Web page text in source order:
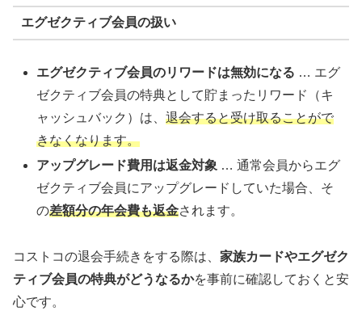
エグゼクティブ会員の扱い
エグゼクティブ会員のリワードは無効になる … エグ
ゼクティブ会員の特典として貯まったリワード（キ
ャッシュバック）は、退会すると受け取ることがで
きなくなります。
アップグレード費用は返金対象 … 通常会員からエグ
ゼクティブ会員にアップグレードしていた場合、そ
の差額分の年会費も返金されます。
コストコの退会手続きをする際は、 家族カードやエグゼク
ティブ会員の特典がどうなるかを事前に確認しておくと安
心です。